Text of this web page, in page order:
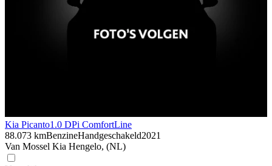
Kia Picanto1.0 DPi ComfortLine
88.073 kmBenzineHandgeschakeld2021
Van Mossel Kia Hengelo, (NL)